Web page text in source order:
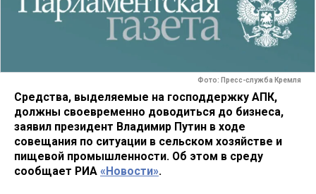
Фото: Пресс-служба Кремля
Средства, выделяемые на господдержку АПК,
должны своевременно доводиться до бизнеса,
заявил президент Владимир Путин в ходе
совещания по ситуации в сельском хозяйстве и
пищевой промышленности. Об этом в среду
сообщает РИА «Новости».